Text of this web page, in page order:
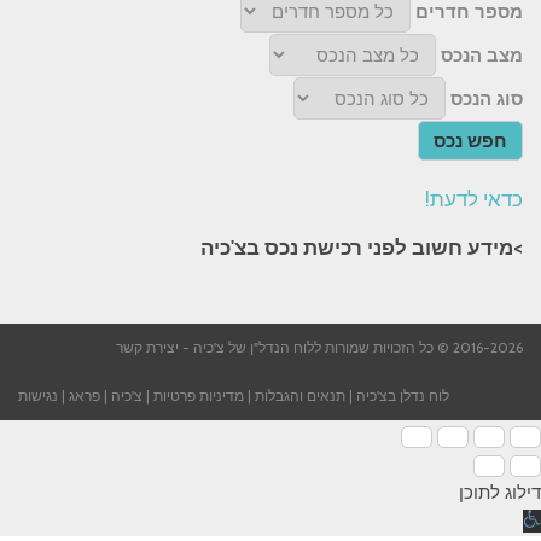
מספר חדרים
מצב הנכס
סוג הנכס
חפש נכס
כדאי לדעת!
>מידע חשוב לפני רכישת נכס בצ'כיה​
2016-2026 © כל הזכויות שמורות ללוח הנדל"ן של צ'כיה - יצירת קשר
לוח נדלן בצ'כיה | תנאים והגבלות | מדיניות פרטיות | צ'כיה | פראג | נגישות
דילוג לתוכן
פתח